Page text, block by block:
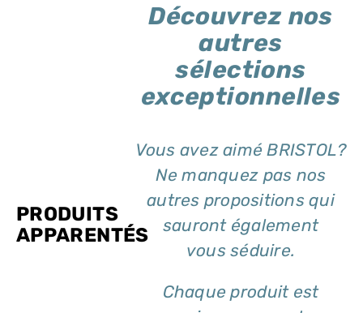
Découvrez nos
autres
sélections
exceptionnelles
Vous avez aimé BRISTOL?
Ne manquez pas nos
autres propositions qui
sauront également
vous séduire.
Chaque produit est
PRODUITS
APPARENTÉS